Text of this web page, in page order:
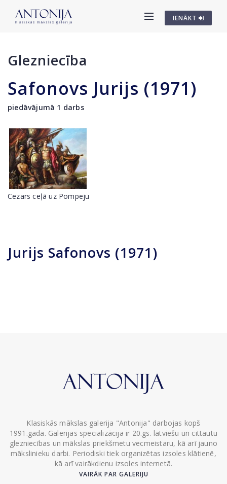
IENĀKT
Glezniecība
Safonovs Jurijs (1971)
piedāvājumā 1 darbs
Cezars ceļā uz Pompeju
Jurijs Safonovs (1971)
Klasiskās mākslas galerija "Antonija" darbojas kopš
1991.gada. Galerijas specializācija ir 20.gs. latviešu un cittautu
glezniecības un mākslas priekšmetu vecmeistaru, kā arī jauno
mākslinieku darbi. Periodiski tiek organizētas izsoles klātienē,
kā arī vairākdienu izsoles internetā.
VAIRĀK PAR GALERIJU